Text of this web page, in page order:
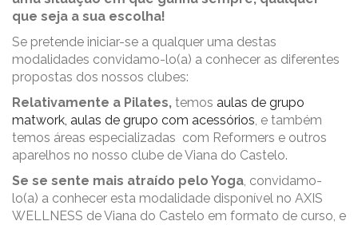
que seja a sua escolha!
Se pretende iniciar-se a qualquer uma destas
modalidades convidamo-lo(a) a conhecer as diferentes
propostas dos nossos clubes:
Relativamente a Pilates, temos aulas de grupo
matwork, aulas de grupo com acessórios, e também
temos áreas especializadas com Reformers e outros
aparelhos no nosso clube de Viana do Castelo.
Se se sente mais atraído pelo Yoga, convidamo-
lo(a) a conhecer esta modalidade disponível no AXIS
WELLNESS de Viana do Castelo em formato de curso, e